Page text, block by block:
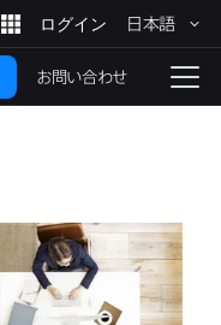
日本語
ナ
お問い合わせ